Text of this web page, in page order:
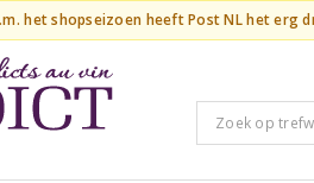
het shopseizoen heeft Post NL het erg